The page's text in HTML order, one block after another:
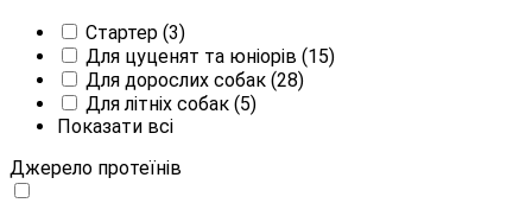
Стартер (3)
Для цуценят та юніорів (15)
Для дорослих собак (28)
Для літніх собак (5)
Показати всі
Джерело протеїнів